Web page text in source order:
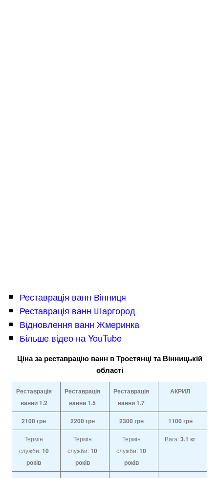
Реставрація ванн Вінниця
Реставрація ванн Шаргород
Відновлення ванн Жмеринка
Більше відео на YouTube
Ціна за реставрацію ванн в Тростянці та Вінницькій
області
Реставрація
ванни 1.2
Реставрація
ванни1.5
Реставрація
ванни1.7
АКРИЛ
2100 грн 2200 грн 2300 грн 1100 грн
Термін
служби:10
років
Термін
служби:10
років
Термін
служби:10
років
Вага:3.1 кг